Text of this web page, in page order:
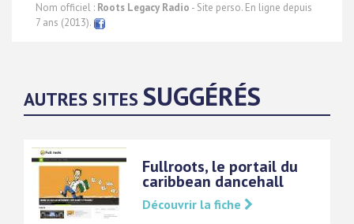
Nom officiel : Roots Legacy Radio - Site perso. En ligne depuis
7 ans (2013).
AUTRES SITES SUGGÉRÉS
Fullroots, le portail du
caribbean dancehall
Découvrir la fiche